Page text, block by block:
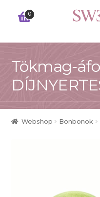
Ugrás
Kilépés
0
RÓLUNK
WEBSHOP
Tökmag-
Webshop Bonbonok